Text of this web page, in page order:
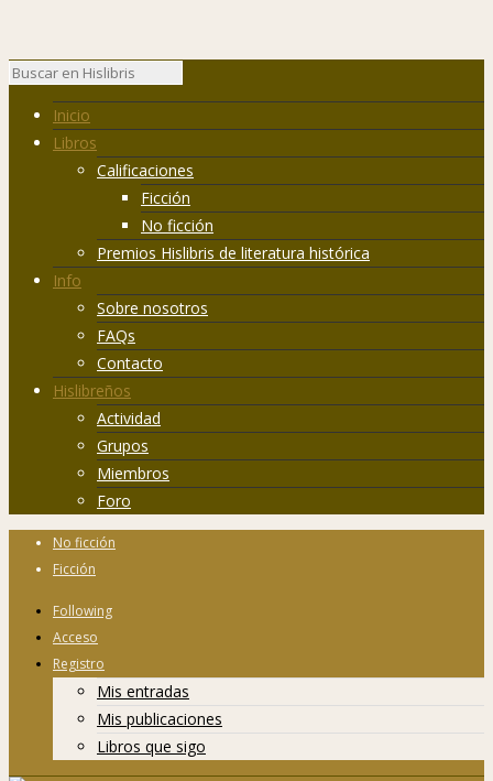
Inicio
Libros
Calificaciones
Ficción
No ficción
Premios Hislibris de literatura histórica
Info
Sobre nosotros
FAQs
Contacto
Hislibreños
Actividad
Grupos
Miembros
Foro
No ficción
Ficción
Following
Acceso
Registro
Mis entradas
Mis publicaciones
Libros que sigo